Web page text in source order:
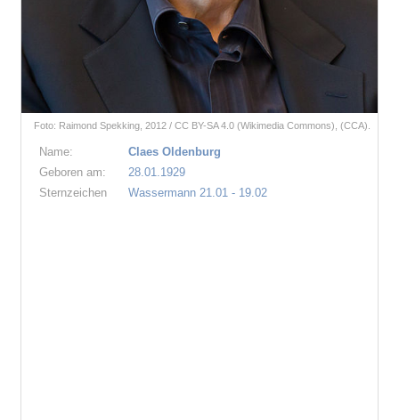
Foto: Raimond Spekking, 2012 / CC BY-SA 4.0 (Wikimedia Commons), (CCA).
Name:
Claes Oldenburg
Geboren am:
28.01.1929
Sternzeichen
Wassermann 21.01 - 19.02